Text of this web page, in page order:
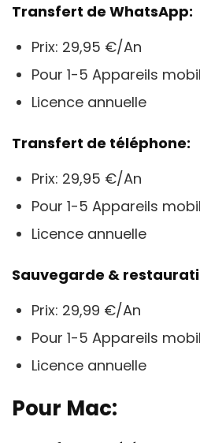
Transfert de WhatsApp:
Prix: 29,95 €/An
Pour 1-5 Appareils
Licence annuelle
Transfert de téléphone:
Prix: 29,95 €/An
Pour 1-5 Appareils
Licence annuelle
Sauvegarde &
Prix: 29,99 €/An
Pour 1-5 Appareils
Licence annuelle
Pour Mac: